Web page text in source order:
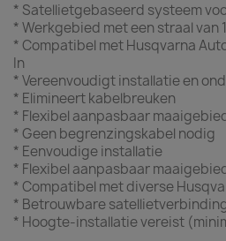
* Satellietgebaseerd systeem
* Werkgebied met een straal van
* Compatibel met Husqvarna
In
* Vereenvoudigt installatie en
* Elimineert kabelbreuken
* Flexibel aanpasbaar
* Geen begrenzingskabel nodig
* Eenvoudige installatie
* Flexibel aanpasbaar
* Compatibel met diverse
* Betrouwbare
* Hoogte-installatie vereist